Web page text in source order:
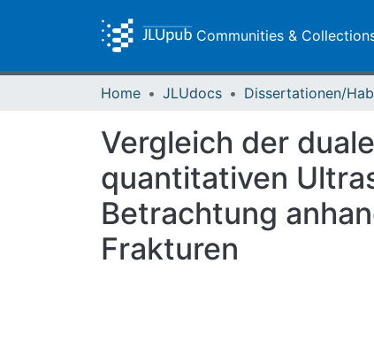
Communities &
Home JLUdocs
Vergleich der
quantitativen
Betrachtung
Frakturen